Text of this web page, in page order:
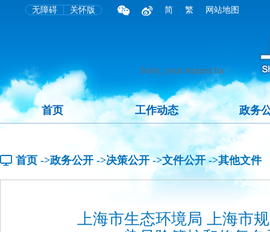
无障碍 关怀版 简 繁 网站地图
首页 工作动态 政务
首页 ->政务公开 ->决策公开 ->文件公开 ->其他文件
上海市生态环境局 上海市